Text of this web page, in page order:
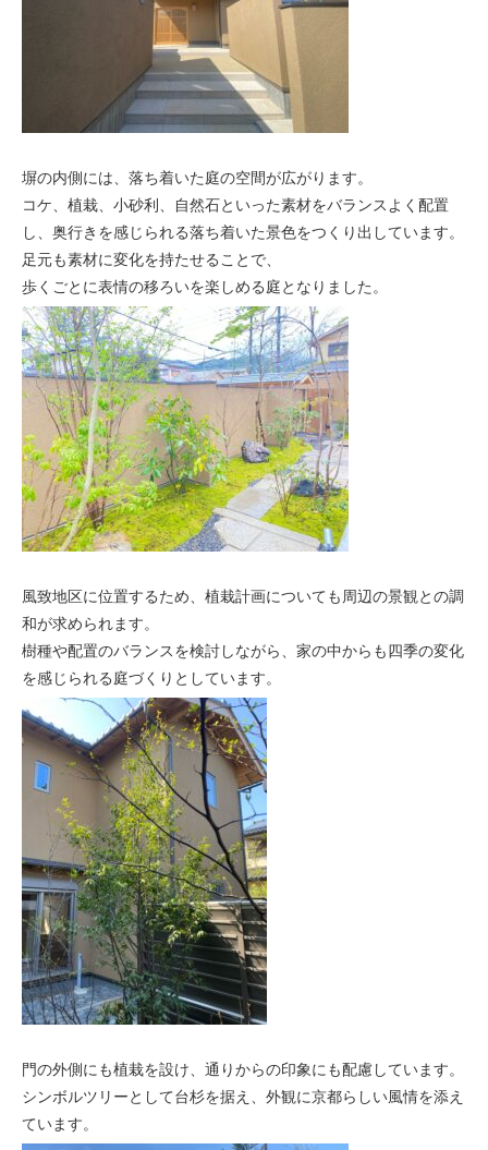
塀の内側には、落ち着いた庭の空間が広がります。
コケ、植栽、小砂利、自然石といった素材をバランスよく配置
し、奥行きを感じられる落ち着いた景色をつくり出しています。
足元も素材に変化を持たせることで、
歩くごとに表情の移ろいを楽しめる庭となりました。
風致地区に位置するため、植栽計画についても周辺の景観との調
和が求められます。
樹種や配置のバランスを検討しながら、家の中からも四季の変化
を感じられる庭づくりとしています。
門の外側にも植栽を設け、通りからの印象にも配慮しています。
シンボルツリーとして台杉を据え、外観に京都らしい風情を添え
ています。